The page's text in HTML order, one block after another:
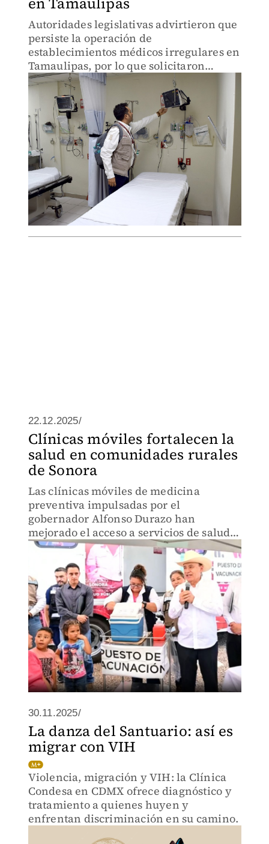
Autoridades legislativas advirtieron que
persiste la operación de
establecimientos médicos irregulares en
Tamaulipas, por lo que solicitaron
acciones coordinadas con Salud y
Coepris.
22.12.2025/
Clínicas móviles fortalecen la
salud en comunidades rurales
de Sonora
Las clínicas móviles de medicina
preventiva impulsadas por el
gobernador Alfonso Durazo han
mejorado el acceso a servicios de salud
en comunidades rurales y de difícil
acceso en Sonora, brindando atención
médica a miles de habitantes.
30.11.2025/
La danza del Santuario: así es
migrar con VIH
Violencia, migración y VIH: la Clínica
Condesa en CDMX ofrece diagnóstico y
tratamiento a quienes huyen y
enfrentan discriminación en su camino.